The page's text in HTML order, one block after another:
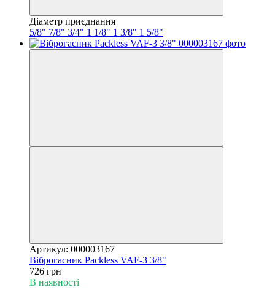
Діаметр приєднання
5/8" 7/8" 3/4" 1 1/8" 1 3/8" 1 5/8"
Артикул: 000003167
Віброгасник Packless VAF-3 3/8"
726 грн
В наявності